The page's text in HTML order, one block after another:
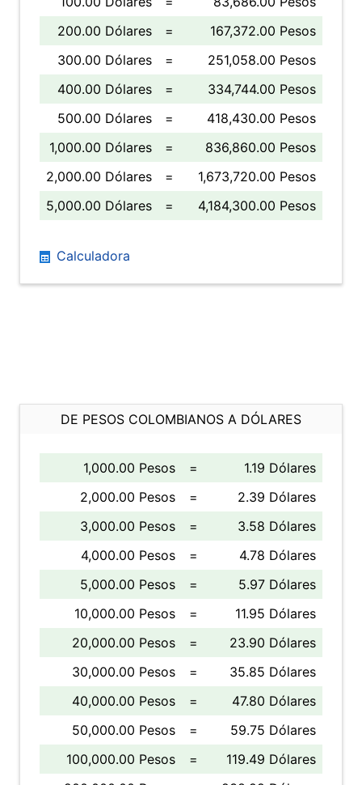
200.00 Dólares
=
167,372.00 Pesos
300.00 Dólares
=
251,058.00 Pesos
400.00 Dólares
=
334,744.00 Pesos
500.00 Dólares
=
418,430.00 Pesos
1,000.00 Dólares
=
836,860.00 Pesos
2,000.00 Dólares
=
1,673,720.00 Pesos
5,000.00 Dólares
= 4,184,300.00 Pesos
Calculadora
DE PESOS COLOMBIANOS A DÓLARES
1,000.00 Pesos =
1.19 Dólares
2,000.00 Pesos
=
2.39 Dólares
3,000.00 Pesos
=
3.58 Dólares
4,000.00 Pesos
=
4.78 Dólares
5,000.00 Pesos
=
5.97 Dólares
10,000.00 Pesos
=
11.95 Dólares
20,000.00 Pesos
=
23.90 Dólares
30,000.00 Pesos
=
35.85 Dólares
40,000.00 Pesos
=
47.80 Dólares
50,000.00 Pesos
=
59.75 Dólares
100,000.00 Pesos
=
119.49 Dólares